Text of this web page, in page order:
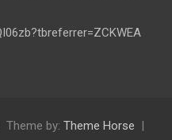
Theme by: Theme Horse